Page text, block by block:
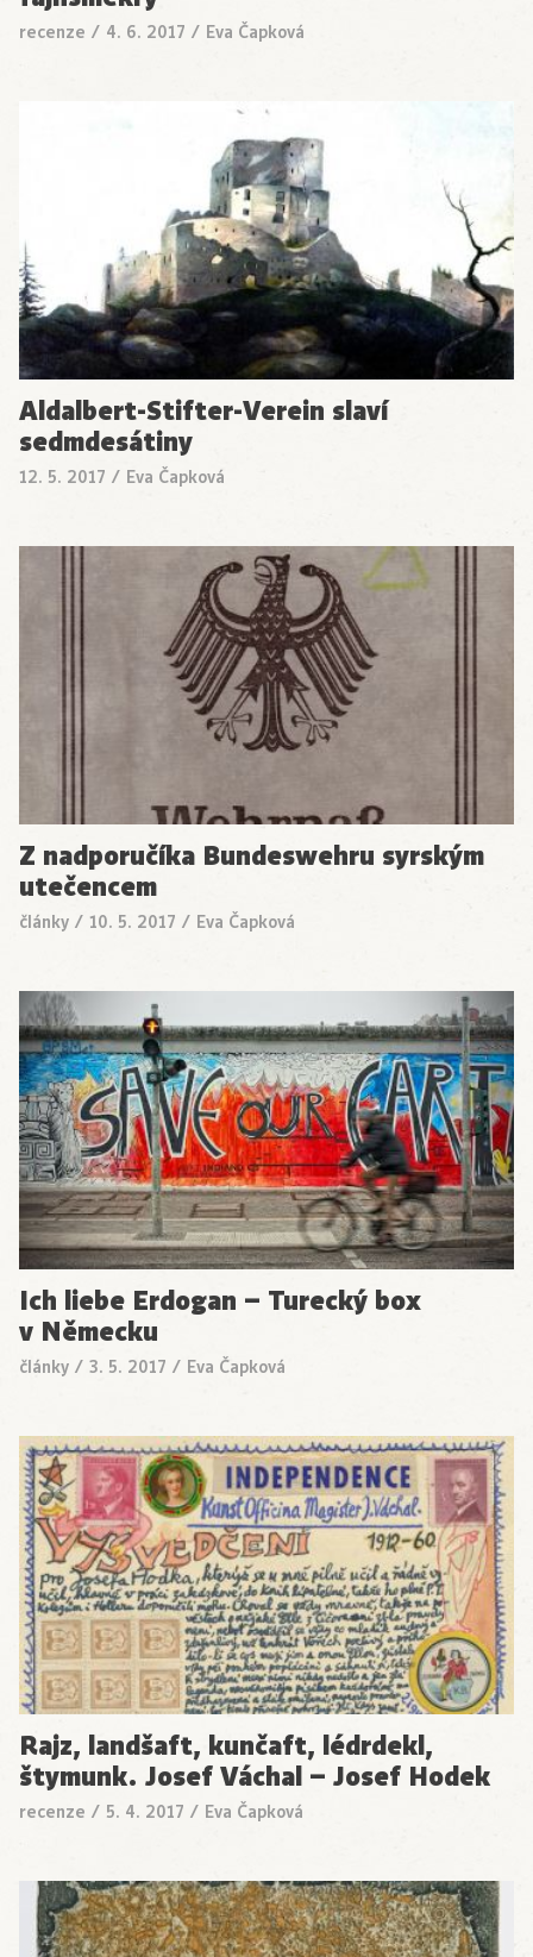
recenze / 4. 6. 2017 / Eva Čapková
Aldalbert-Stifter-Verein slaví
sedmdesátiny
12. 5. 2017 / Eva Čapková
Z nadporučíka Bundeswehru syrským
utečencem
články / 10. 5. 2017 / Eva Čapková
Ich liebe Erdogan – Turecký box
v Německu
články / 3. 5. 2017 / Eva Čapková
Rajz, landšaft, kunčaft, lédrdekl,
štymunk. Josef Váchal – Josef Hodek
recenze / 5. 4. 2017 / Eva Čapková